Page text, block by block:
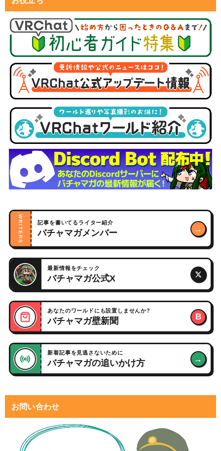
WRITERS 記事を書いてるライター紹介
バチャマガメンバー →
最新情報をチェック
バチャマガ公式X
あなたのワールドにも設置しませんか?
バチャマガ壁新聞 B
新着記事を見逃さないために
バチャマガの追いかけ方 →
お問い合わせ